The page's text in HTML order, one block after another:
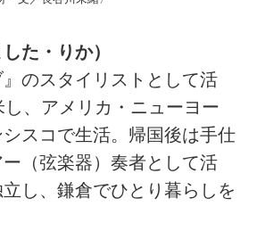
た・りか）
のスタイリストとして活
、アメリカ・ニューヨー
スコで生活。帰国後は手仕
（弦楽器）奏者として活
し、鎌倉でひとり暮らしを